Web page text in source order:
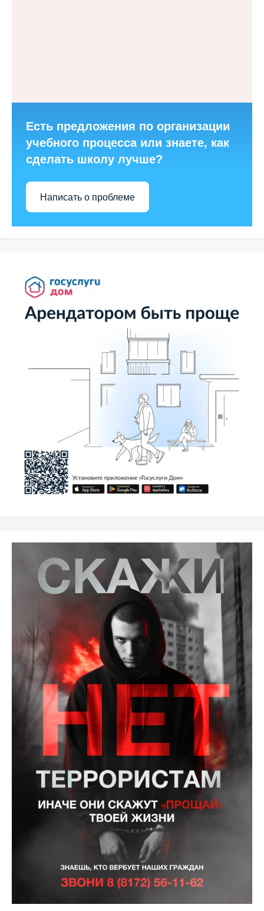
Есть предложения по организации
учебного процесса или знаете, как
сделать школу лучше?
Написать о проблеме